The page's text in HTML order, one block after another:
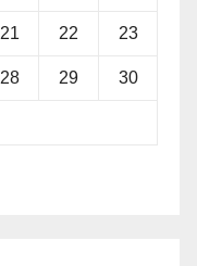
21 22 23
28 29 30